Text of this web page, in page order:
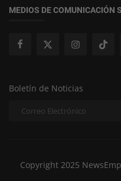
MEDIOS DE COMUNICACIÓN
Boletín de Noticias
Copyright 2025